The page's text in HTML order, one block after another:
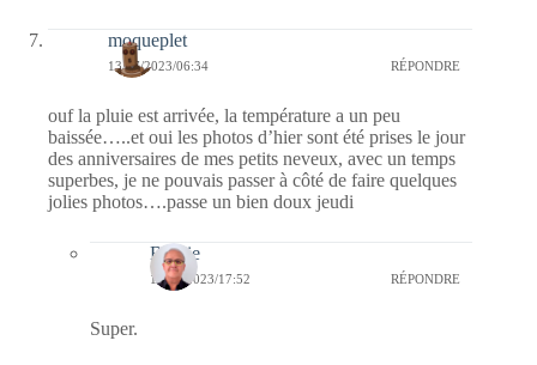
moqueplet
13/07/2023/06:34 RÉPONDRE
ouf la pluie est arrivée, la température a un peu
baissée…..et oui les photos d’hier sont été prises le jour
des anniversaires de mes petits neveux, avec un temps
superbes, je ne pouvais passer à côté de faire quelques
jolies photos….passe un bien doux jeudi
Bernie
13/07/2023/17:52 RÉPONDRE
Super.